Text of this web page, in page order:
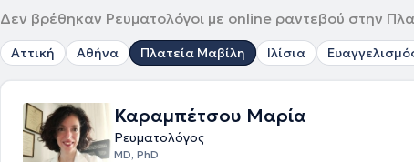
Δεν βρέθηκαν Ρευματολόγοι με online ραντεβού στην
Αττική Αθήνα Πλατεία Μαβίλη Ιλίσια
Καραμπέτσου Μαρία
Ρευματολόγος
MD, PhD